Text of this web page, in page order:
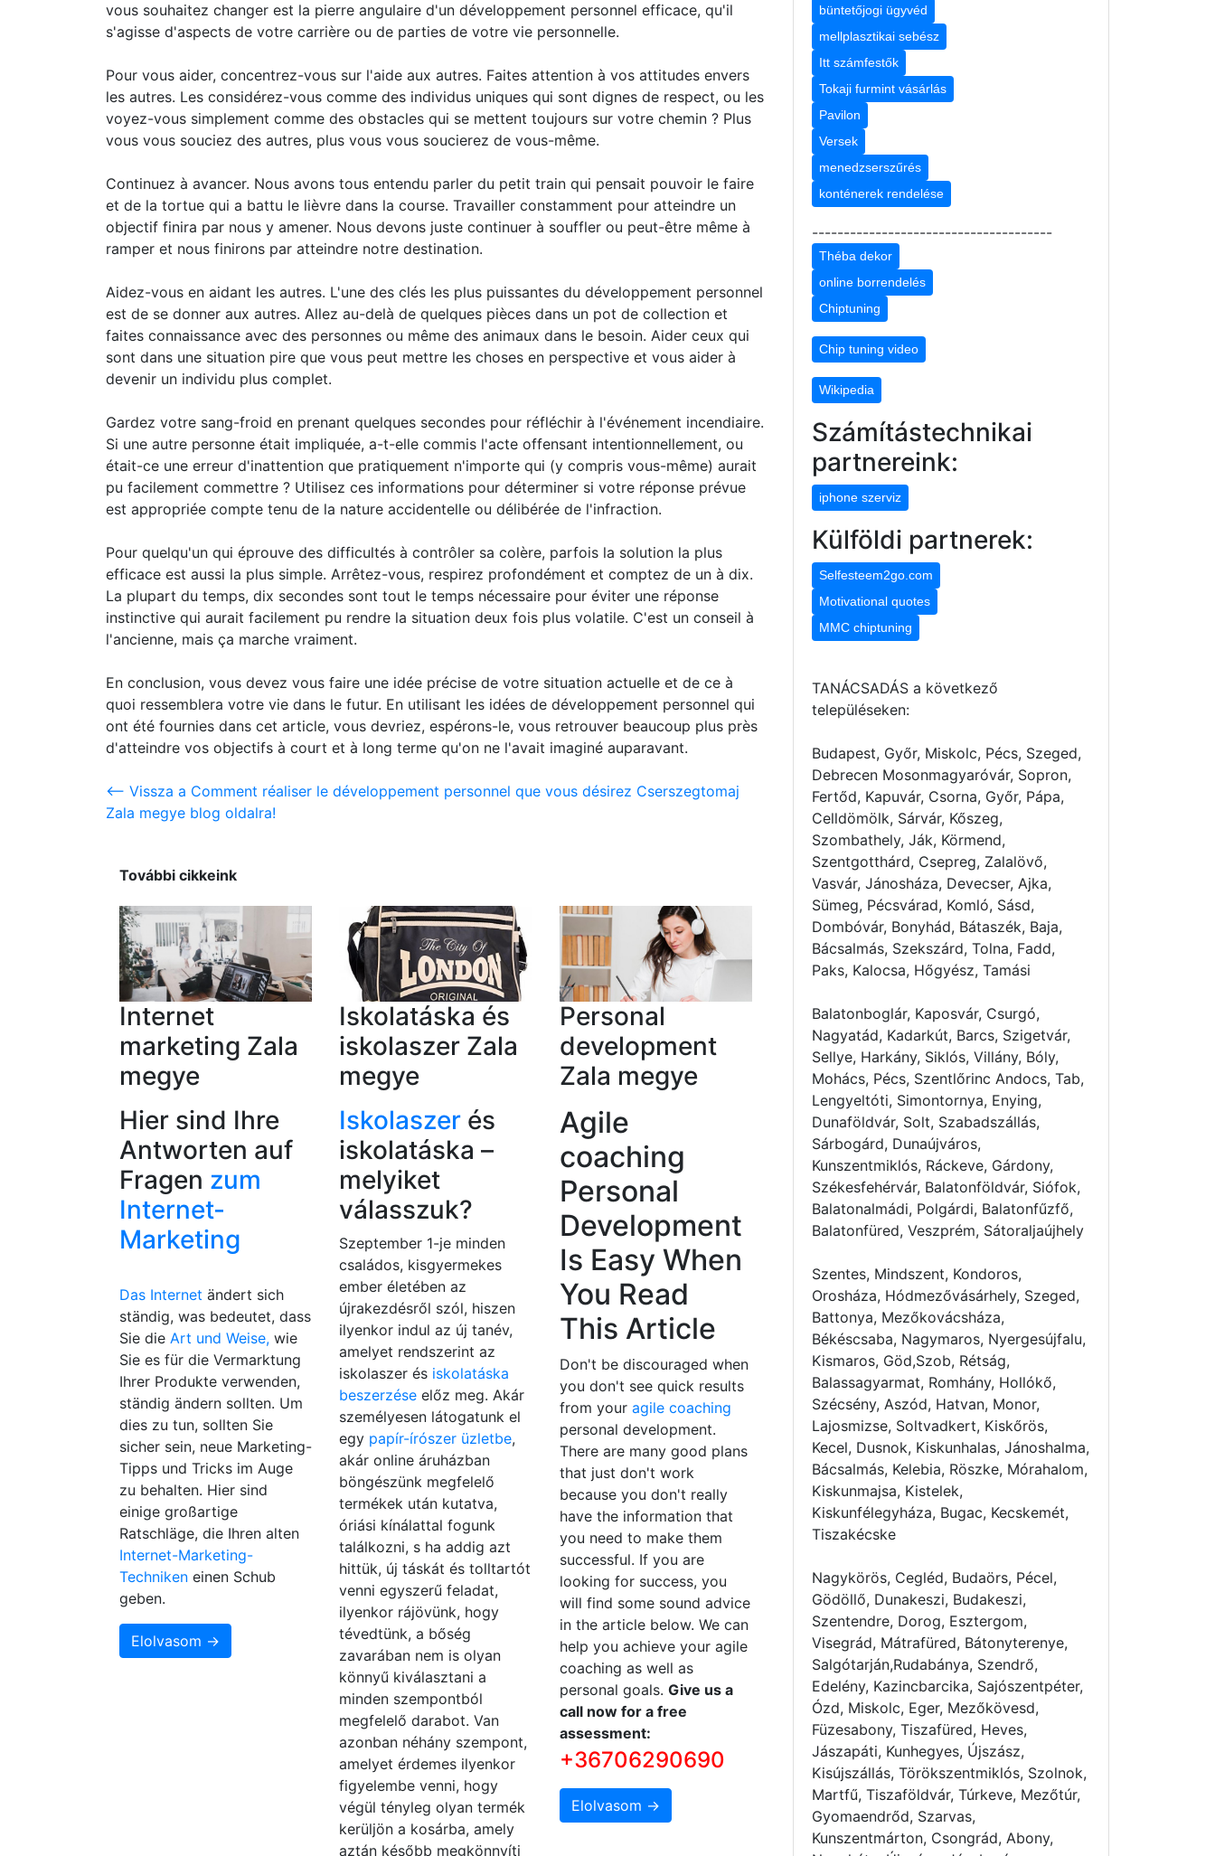
vous souhaitez changer est la pierre angulaire d'un développement personnel efficace, qu'il
s'agisse d'aspects de votre carrière ou de parties de votre vie personnelle.
Pour vous aider, concentrez-vous sur l'aide aux autres. Faites attention à vos attitudes envers
les autres. Les considérez-vous comme des individus uniques qui sont dignes de respect, ou les
voyez-vous simplement comme des obstacles qui se mettent toujours sur votre chemin ? Plus
vous vous souciez des autres, plus vous vous soucierez de vous-même.
Continuez à avancer. Nous avons tous entendu parler du petit train qui pensait pouvoir le faire
et de la tortue qui a battu le lièvre dans la course. Travailler constamment pour atteindre un
objectif finira par nous y amener. Nous devons juste continuer à souffler ou peut-être même à
ramper et nous finirons par atteindre notre destination.
Aidez-vous en aidant les autres. L'une des clés les plus puissantes du développement personnel
est de se donner aux autres. Allez au-delà de quelques pièces dans un pot de collection et
faites connaissance avec des personnes ou même des animaux dans le besoin. Aider ceux qui
sont dans une situation pire que vous peut mettre les choses en perspective et vous aider à
devenir un individu plus complet.
Gardez votre sang-froid en prenant quelques secondes pour réfléchir à l'événement incendiaire.
Si une autre personne était impliquée, a-t-elle commis l'acte offensant intentionnellement, ou
était-ce une erreur d'inattention que pratiquement n'importe qui (y compris vous-même) aurait
pu facilement commettre ? Utilisez ces informations pour déterminer si votre réponse prévue
est appropriée compte tenu de la nature accidentelle ou délibérée de l'infraction.
Pour quelqu'un qui éprouve des difficultés à contrôler sa colère, parfois la solution la plus
efficace est aussi la plus simple. Arrêtez-vous, respirez profondément et comptez de un à dix.
La plupart du temps, dix secondes sont tout le temps nécessaire pour éviter une réponse
instinctive qui aurait facilement pu rendre la situation deux fois plus volatile. C'est un conseil à
l'ancienne, mais ça marche vraiment.
En conclusion, vous devez vous faire une idée précise de votre situation actuelle et de ce à
quoi ressemblera votre vie dans le futur. En utilisant les idées de développement personnel qui
ont été fournies dans cet article, vous devriez, espérons-le, vous retrouver beaucoup plus près
d'atteindre vos objectifs à court et à long terme qu'on ne l'avait imaginé auparavant.
<-- Vissza a Comment réaliser le développement personnel que vous désirez Cserszegtomaj
Zala megye blog oldalra!
További cikkeink
Internet
marketing Zala
megye
Hier sind Ihre
Antworten auf
Fragen zum
Internet-
Marketing
Das Internet ändert sich
ständig, was bedeutet, dass
Sie die Art und Weise, wie
Sie es für die Vermarktung
Ihrer Produkte verwenden,
ständig ändern sollten. Um
dies zu tun, sollten Sie
sicher sein, neue Marketing-
Tipps und Tricks im Auge
zu behalten. Hier sind
einige großartige
Ratschläge, die Ihren alten
Internet-Marketing-
Techniken einen Schub
geben.
Elolvasom →
Iskolatáska és
iskolaszer Zala
megye
Iskolaszer és
iskolatáska –
melyiket
válasszuk?
Szeptember 1-je minden
családos, kisgyermekes
ember életében az
újrakezdésről szól, hiszen
ilyenkor indul az új tanév,
amelyet rendszerint az
iskolaszer és iskolatáska
beszerzése előz meg. Akár
személyesen látogatunk el
egy papír-írószer üzletbe,
akár online áruházban
böngészünk megfelelő
termékek után kutatva,
óriási kínálattal fogunk
találkozni, s ha addig azt
hittük, új táskát és tolltartót
venni egyszerű feladat,
ilyenkor rájövünk, hogy
tévedtünk, a bőség
zavarában nem is olyan
könnyű kiválasztani a
minden szempontból
megfelelő darabot. Van
azonban néhány szempont,
amelyet érdemes ilyenkor
figyelembe venni, hogy
végül tényleg olyan termék
kerüljön a kosárba, amely
aztán később megkönnyíti
Personal
development
Zala megye
Agile
coaching
Personal
Development
Is Easy When
You Read
This Article
Don't be discouraged when
you don't see quick results
from your agile coaching
personal development.
There are many good plans
that just don't work
because you don't really
have the information that
you need to make them
successful. If you are
looking for success, you
will find some sound advice
in the article below. We can
help you achieve your agile
coaching as well as
personal goals. Give us a
call now for a free
assessment:
+36706290690
Elolvasom →
büntetőjogi ügyvéd
mellplasztikai sebész
Itt számfestők
Tokaji furmint vásárlás
Pavilon
Versek
menedzserszűrés
konténerek rendelése
--------------------------------------
Théba dekor
online borrendelés
Chiptuning
Chip tuning video
Wikipedia
Számítástechnikai
partnereink:
iphone szerviz
Külföldi partnerek:
Selfesteem2go.com
Motivational quotes
MMC chiptuning
TANÁCSADÁS a következő
településeken:
Budapest, Győr, Miskolc, Pécs, Szeged,
Debrecen Mosonmagyaróvár, Sopron,
Fertőd, Kapuvár, Csorna, Győr, Pápa,
Celldömölk, Sárvár, Kőszeg,
Szombathely, Ják, Körmend,
Szentgotthárd, Csepreg, Zalalövő,
Vasvár, Jánosháza, Devecser, Ajka,
Sümeg, Pécsvárad, Komló, Sásd,
Dombóvár, Bonyhád, Bátaszék, Baja,
Bácsalmás, Szekszárd, Tolna, Fadd,
Paks, Kalocsa, Hőgyész, Tamási
Balatonboglár, Kaposvár, Csurgó,
Nagyatád, Kadarkút, Barcs, Szigetvár,
Sellye, Harkány, Siklós, Villány, Bóly,
Mohács, Pécs, Szentlőrinc Andocs, Tab,
Lengyeltóti, Simontornya, Enying,
Dunaföldvár, Solt, Szabadszállás,
Sárbogárd, Dunaújváros,
Kunszentmiklós, Ráckeve, Gárdony,
Székesfehérvár, Balatonföldvár, Siófok,
Balatonalmádi, Polgárdi, Balatonfűzfő,
Balatonfüred, Veszprém, Sátoraljaújhely
Szentes, Mindszent, Kondoros,
Orosháza, Hódmezővásárhely, Szeged,
Battonya, Mezőkovácsháza,
Békéscsaba, Nagymaros, Nyergesújfalu,
Kismaros, Göd,Szob, Rétság,
Balassagyarmat, Romhány, Hollókő,
Szécsény, Aszód, Hatvan, Monor,
Lajosmizse, Soltvadkert, Kiskőrös,
Kecel, Dusnok, Kiskunhalas, Jánoshalma,
Bácsalmás, Kelebia, Röszke, Mórahalom,
Kiskunmajsa, Kistelek,
Kiskunfélegyháza, Bugac, Kecskemét,
Tiszakécske
Nagykörös, Cegléd, Budaörs, Pécel,
Gödöllő, Dunakeszi, Budakeszi,
Szentendre, Dorog, Esztergom,
Visegrád, Mátrafüred, Bátonyterenye,
Salgótarján,Rudabánya, Szendrő,
Edelény, Kazincbarcika, Sajószentpéter,
Ózd, Miskolc, Eger, Mezőkövesd,
Füzesabony, Tiszafüred, Heves,
Jászapáti, Kunhegyes, Újszász,
Kisújszállás, Törökszentmiklós, Szolnok,
Martfű, Tiszaföldvár, Túrkeve, Mezőtúr,
Gyomaendrőd, Szarvas,
Kunszentmárton, Csongrád, Abony,